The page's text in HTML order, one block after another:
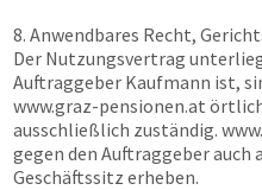
8. Anwendbares Recht,
Der Nutzungsvertrag
Auftraggeber Kaufmann ist,
www.graz-pensionen.at
ausschließlich zuständig.
gegen den Auftraggeber auch
Geschäftssitz erheben.